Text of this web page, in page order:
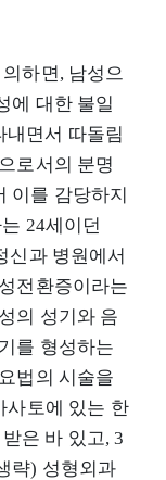
하면, 남성으
에 대한 불일
내면서 따돌림
로서의 분명
이를 감당하지
24세이던
신과 병원에서
전환증이라는
의 성기와 음
를 형성하는
법의 시술을
사토에 있는 한
은 바 있고, 3
략) 성형외과